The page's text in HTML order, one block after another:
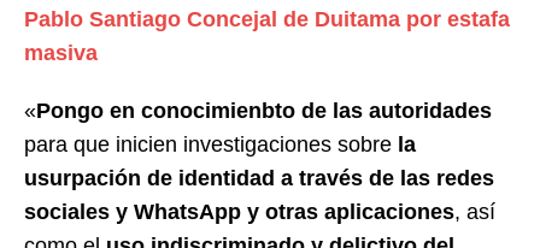
Pablo Santiago Concejal de Duitama por estafa
masiva
«Pongo en conocimienbto de las autoridades
para que inicien investigaciones sobre la
usurpación de identidad a través de las redes
sociales y WhatsApp y otras aplicaciones, así